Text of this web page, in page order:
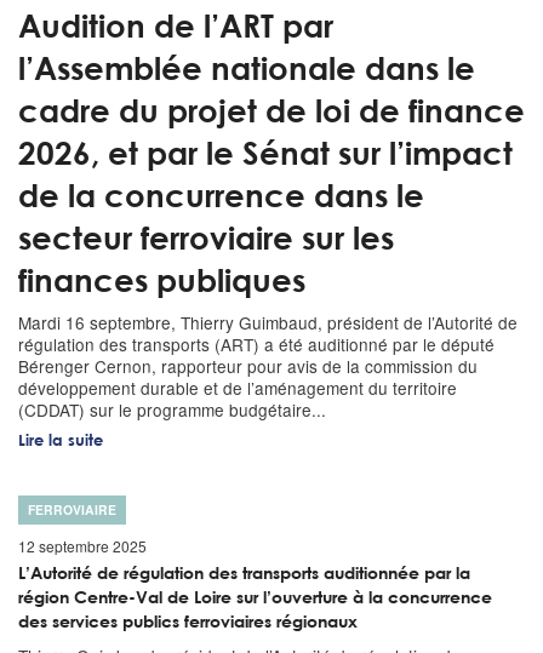
Audition de l’ART par
l’Assemblée nationale dans le
cadre du projet de loi de finance
2026, et par le Sénat sur l’impact
de la concurrence dans le
secteur ferroviaire sur les
finances publiques
Mardi 16 septembre, Thierry Guimbaud, président de l’Autorité de
régulation des transports (ART) a été auditionné par le député
Bérenger Cernon, rapporteur pour avis de la commission du
développement durable et de l’aménagement du territoire
(CDDAT) sur le programme budgétaire...
Lire la suite
FERROVIAIRE
12 septembre 2025
L’Autorité de régulation des transports auditionnée par la
région Centre-Val de Loire sur l’ouverture à la concurrence
des services publics ferroviaires régionaux